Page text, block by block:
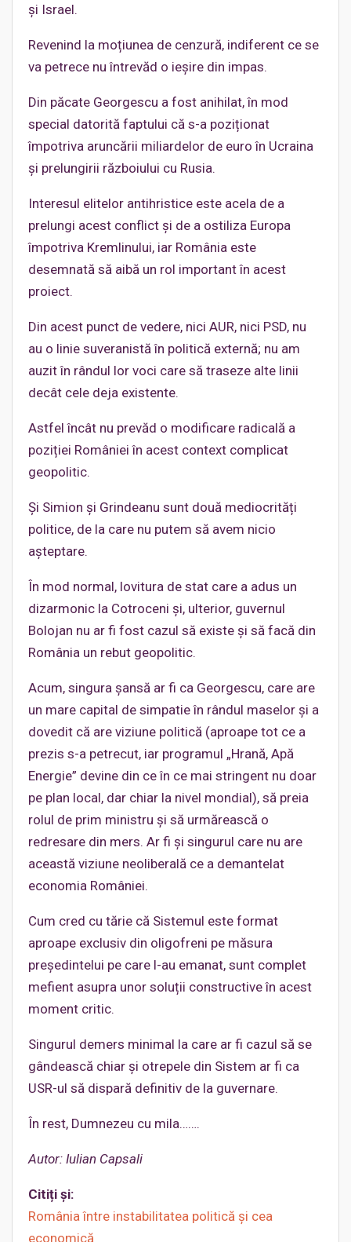
și Israel.
Revenind la moțiunea de cenzură, indiferent ce se
va petrece nu întrevăd o ieșire din impas.
Din păcate Georgescu a fost anihilat, în mod
special datorită faptului că s-a poziționat
împotriva aruncării miliardelor de euro în Ucraina
și prelungirii războiului cu Rusia.
Interesul elitelor antihristice este acela de a
prelungi acest conflict și de a ostiliza Europa
împotriva Kremlinului, iar România este
desemnată să aibă un rol important în acest
proiect.
Din acest punct de vedere, nici AUR, nici PSD, nu
au o linie suveranistă în politică externă; nu am
auzit în rândul lor voci care să traseze alte linii
decât cele deja existente.
Astfel încât nu prevăd o modificare radicală a
poziției României în acest context complicat
geopolitic.
Și Simion și Grindeanu sunt două mediocrități
politice, de la care nu putem să avem nicio
așteptare.
În mod normal, lovitura de stat care a adus un
dizarmonic la Cotroceni și, ulterior, guvernul
Bolojan nu ar fi fost cazul să existe și să facă din
România un rebut geopolitic.
Acum, singura șansă ar fi ca Georgescu, care are
un mare capital de simpatie în rândul maselor și a
dovedit că are viziune politică (aproape tot ce a
prezis s-a petrecut, iar programul „Hrană, Apă
Energie” devine din ce în ce mai stringent nu doar
pe plan local, dar chiar la nivel mondial), să preia
rolul de prim ministru și să urmărească o
redresare din mers. Ar fi și singurul care nu are
această viziune neoliberală ce a demantelat
economia României.
Cum cred cu tărie că Sistemul este format
aproape exclusiv din oligofreni pe măsura
președintelui pe care l-au emanat, sunt complet
mefient asupra unor soluții constructive în acest
moment critic.
Singurul demers minimal la care ar fi cazul să se
gândească chiar și otrepele din Sistem ar fi ca
USR-ul să dispară definitiv de la guvernare.
În rest, Dumnezeu cu mila…….
Autor: Iulian Capsali
Citiți și:
România între instabilitatea politică și cea
economică